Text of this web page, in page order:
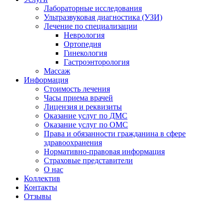
Лабораторные исследования
Ультразвуковая диагностика (УЗИ)
Лечение по специализации
Неврология
Ортопедия
Гинекология
Гастроэнторология
Массаж
Информация
Стоимость лечения
Часы приема врачей
Лицензия и реквизиты
Оказание услуг по ДМС
Оказание услуг по ОМС
Права и обязанности гражданина в сфере
здравоохранения
Нормативно-правовая информация
Страховые представители
О нас
Коллектив
Контакты
Отзывы